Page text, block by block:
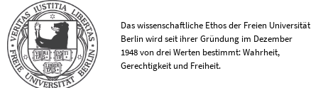
Das wissenschaftliche Ethos der Freien Universität
Berlin wird seit ihrer Gründung im Dezember
1948 von drei Werten bestimmt: Wahrheit,
Gerechtigkeit und Freiheit.